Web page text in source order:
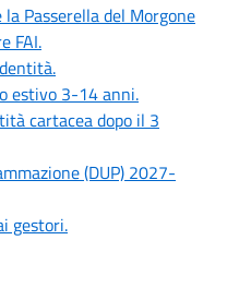
Passerella del Morgone
FAI.
estivo 3-14 anni.
cartacea dopo il 3
(DUP) 2027-
gestori.